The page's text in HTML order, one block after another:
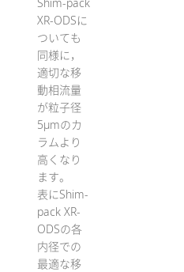
XR-ODSに
ついても
同様に，
適切な移
動相流量
が粒子径
5μmのカ
ラムより
高くなり
ます。
表にShim-
pack XR-
ODSの各
内径での
最適な移